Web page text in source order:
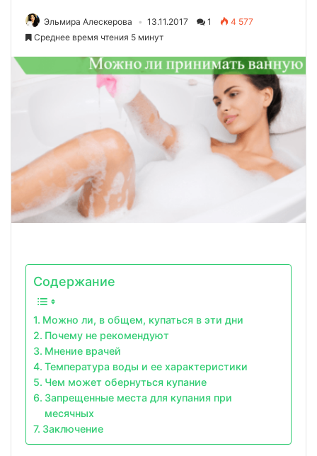
Эльмира Алескерова 13.11.2017 1
4 577
Среднее время чтения 5 минут
Содержание
Можно ли, в общем, купаться в эти дни
Почему не рекомендуют
Мнение врачей
Температура воды и ее характеристики
Чем может обернуться купание
Запрещенные места для купания при
месячных
Заключение